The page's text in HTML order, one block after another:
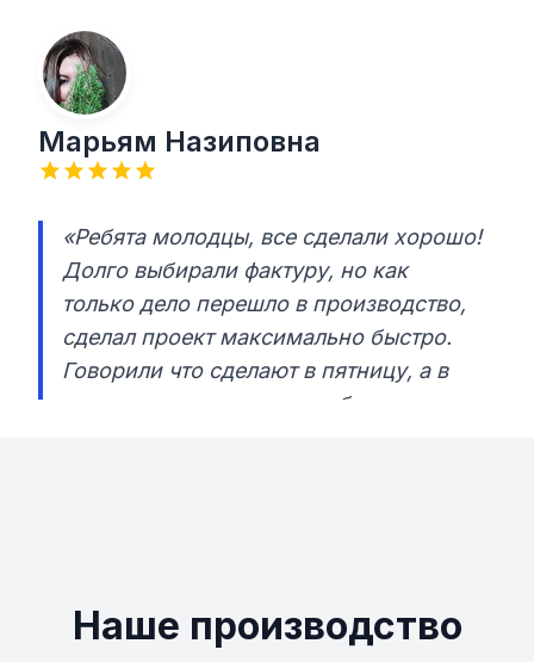
Марьям Назиповна
«Ребята молодцы, все сделали хорошо!
Долго выбирали фактуру, но как
только дело перешло в производство,
сделал проект максимально быстро.
Говорили что сделают в пятницу, а в
итоге во вторник уже все было готово.
Наше производство